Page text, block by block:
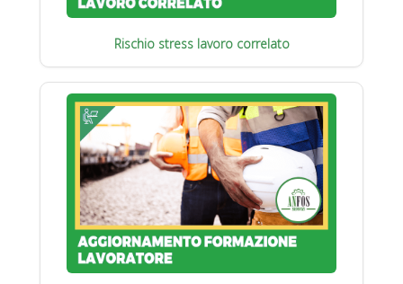
Rischio stress lavoro correlato